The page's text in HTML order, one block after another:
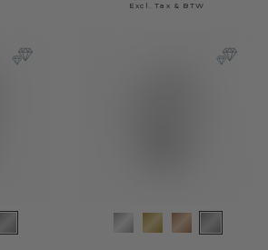
Excl. Tax & BTW